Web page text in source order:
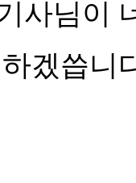
사님이
겠씁니